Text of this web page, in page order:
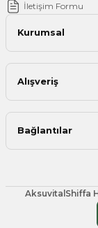
İletişim Formu
Kurumsal
Alışveriş
Bağlantılar
AksuvitalShiffa